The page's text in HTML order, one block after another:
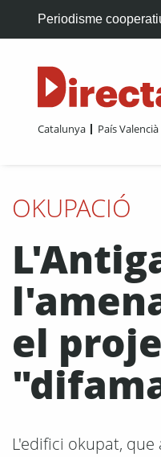
Periodisme
Catalunya País Valencià
OKUPACIÓ
el
L'edifici okupat,